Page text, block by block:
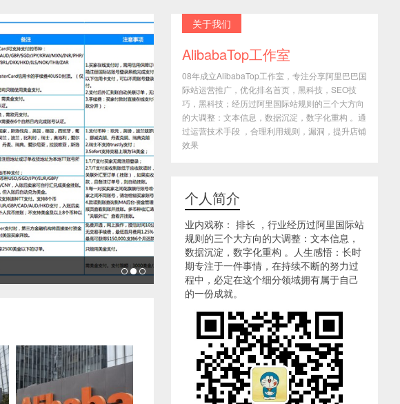
关于我们
AlibabaTop工作室
08年成立AlibabaTop工作室，专注分享阿里巴巴国
际站运营推广，优化排名首页，黑科技，SEO技
巧，黑科技；经历过阿里国际站规则的三个大方向
的大调整：文本信息，数据沉淀，数字化重构 。通
过运营技术手段 ，合理利用规则，漏洞，提升店铺
效果
个人简介
业内戏称： 排长 ，行业经历过阿里国际站
规则的三个大方向的大调整：文本信息，
数据沉淀，数字化重构 。人生感悟：长时
期专注于一件事情，在持续不断的努力过
程中，必定在这个细分领域拥有属于自己
的一份成就。